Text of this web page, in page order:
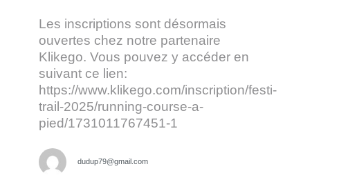
Les inscriptions sont désormais
ouvertes chez notre partenaire
Klikego. Vous pouvez y accéder en
suivant ce lien:
https://www.klikego.com/inscription/festi-
trail-2025/running-course-a-
pied/1731011767451-1
dudup79@gmail.com